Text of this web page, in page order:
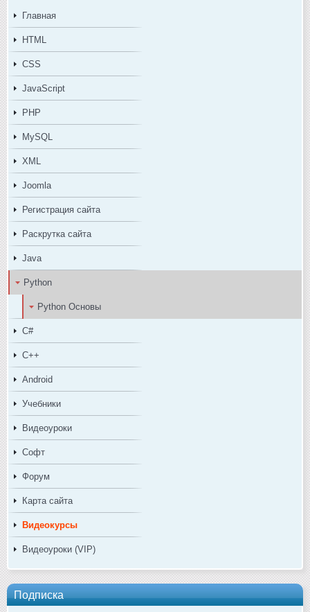
Главная
HTML
CSS
JavaScript
PHP
MySQL
XML
Joomla
Регистрация сайта
Раскрутка сайта
Java
Python
Python Основы
C#
C++
Android
Учебники
Видеоуроки
Софт
Форум
Карта сайта
Видеокурсы
Видеоуроки (VIP)
Подписка